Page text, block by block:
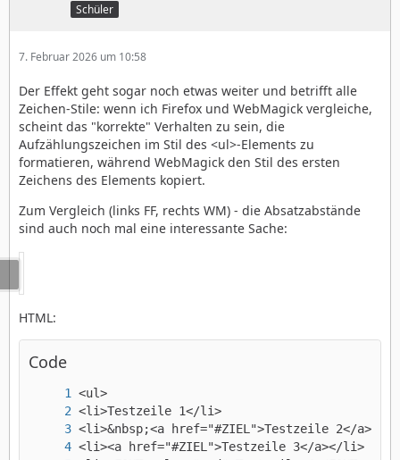
Schüler
7. Februar 2026 um 10:58
Der Effekt geht sogar noch etwas weiter und betrifft alle
Zeichen-Stile: wenn ich Firefox und WebMagick vergleiche,
scheint das "korrekte" Verhalten zu sein, die
Aufzählungszeichen im Stil des <ul>-Elements zu
formatieren, während WebMagick den Stil des ersten
Zeichens des Elements kopiert.
Zum Vergleich (links FF, rechts WM) - die Absatzabstände
sind auch noch mal eine interessante Sache:
HTML:
Code